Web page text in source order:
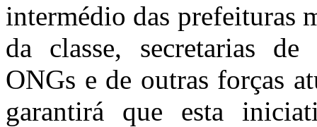
intermédio das prefeituras
da classe, secretarias
ONGs e de outras forças
garantirá que esta